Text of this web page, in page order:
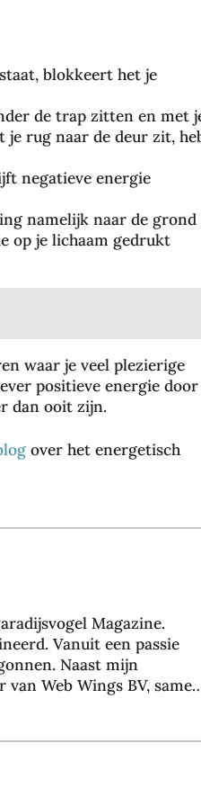
blokkeert het je
de trap zitten en met
rug naar de deur zit,
negatieve energie
namelijk naar de grond
op je lichaam gedrukt
waar je veel plezierige
positieve energie door
dan ooit zijn.
over het energetisch
Magazine.
Vanuit een passie
Naast mijn
Web Wings BV,
van online
voornamelijk op
optimalisatie.
inspireren en mij